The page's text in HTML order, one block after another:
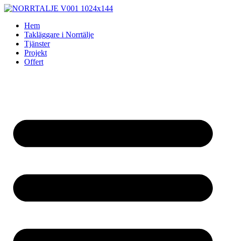
Skip
contentHem
Takläggare i Norrtälje
Tjänster
Projekt
Offert